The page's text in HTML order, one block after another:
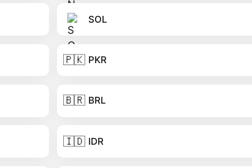
SOL
🇵🇰 PKR
🇧🇷 BRL
🇮🇩 IDR